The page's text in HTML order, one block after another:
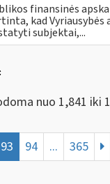
finansinės
kad Vyriausybės
subjektai,...
nuo 1,841 iki
93 94 ... 365